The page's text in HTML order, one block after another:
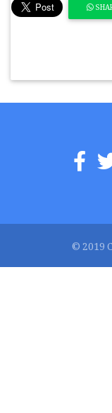
© 2019